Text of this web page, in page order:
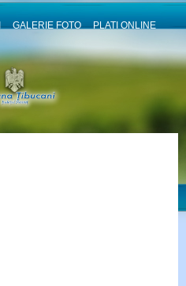
GALERIE FOTO
PLATI ONLINE